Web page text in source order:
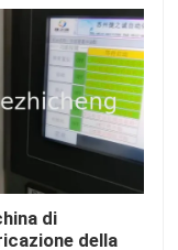
medico
di
della